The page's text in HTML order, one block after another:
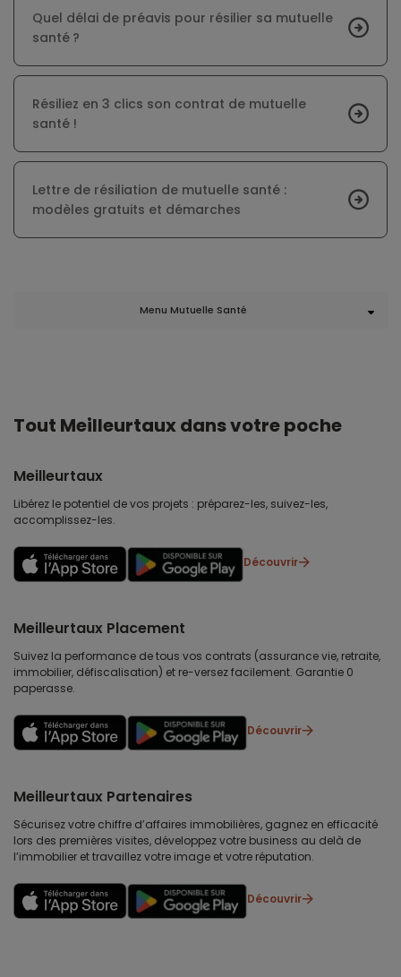
Quel délai de préavis pour résilier sa mutuelle
santé ?
Résiliez en 3 clics son contrat de mutuelle
santé !
Lettre de résiliation de mutuelle santé :
modèles gratuits et démarches
Menu Mutuelle Santé
Tout Meilleurtaux dans votre poche
Meilleurtaux
Libérez le potentiel de vos projets : préparez-les, suivez-les,
accomplissez-les.
Découvrir
Meilleurtaux Placement
Suivez la performance de tous vos contrats (assurance vie, retraite,
immobilier, défiscalisation) et re-versez facilement. Garantie 0
paperasse.
Découvrir
Meilleurtaux Partenaires
Sécurisez votre chiffre d’affaires immobilières, gagnez en efficacité
lors des premières visites, développez votre business au delà de
l’immobilier et travaillez votre image et votre réputation.
Découvrir